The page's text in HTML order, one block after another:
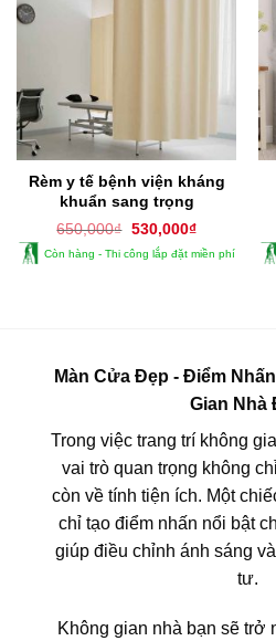
Rèm y tế bệnh viện kháng
khuẩn sang trọng
650,000₫ Giá
là:
530,000₫Giá
tại
Còn hàng - Thi công lắp đặt miền phí
Màn Cửa Đẹp - Điểm
Gian Nhà
Trong việc trang trí không
vai trò quan trọng không
còn về tính tiện ích. Một
chỉ tạo điểm nhấn nổi bật
giúp điều chỉnh ánh sáng
tư.
Không gian nhà bạn sẽ trở